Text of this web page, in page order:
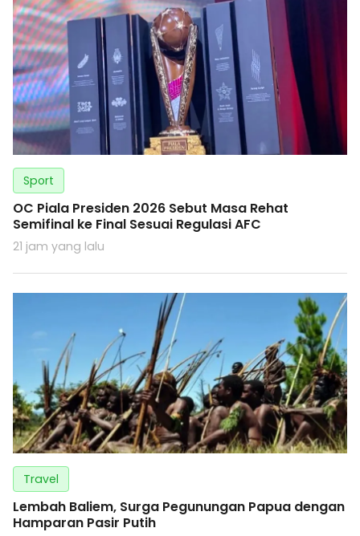
Sport
OC Piala Presiden 2026 Sebut Masa Rehat
Semifinal ke Final Sesuai Regulasi AFC
21 jam yang lalu
Travel
Lembah Baliem, Surga Pegunungan Papua dengan
Hamparan Pasir Putih